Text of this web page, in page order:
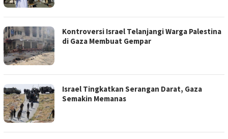
Kontroversi Israel Telanjangi Warga Palestina
di Gaza Membuat Gempar
Israel Tingkatkan Serangan Darat, Gaza
Semakin Memanas